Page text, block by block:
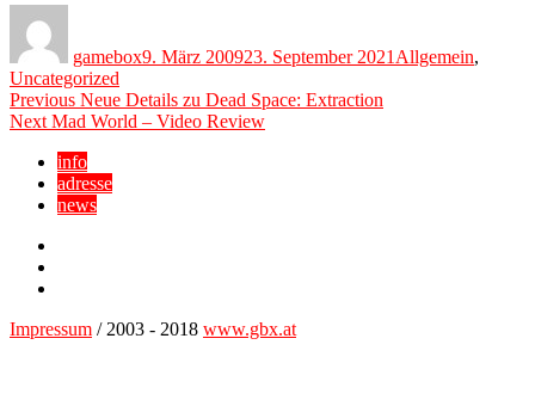
gamebox9. März 200923. September 2021 Allgemein,
Uncategorized
Beitragsnavigation
Previous Previous
post:
Neue Details zu Dead Space: Extraction
Next Next
Mad World – Video Review
info
adresse
news
Impressum / 2003 - 2018 www.gbx.at